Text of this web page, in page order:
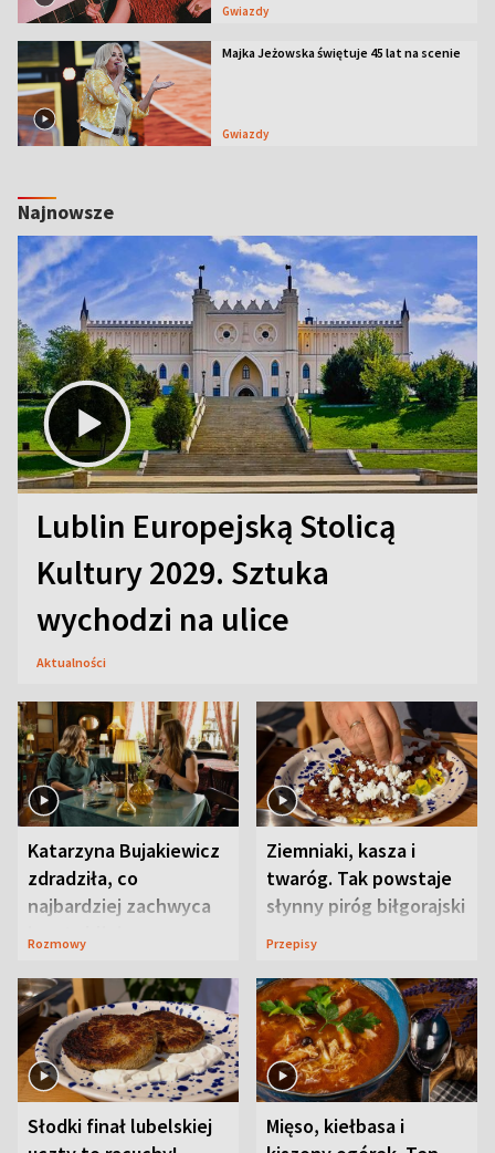
Gwiazdy
Majka Jeżowska świętuje 45 lat na scenie
Gwiazdy
Najnowsze
Lublin Europejską Stolicą
Kultury 2029. Sztuka
wychodzi na ulice
Aktualności
Katarzyna Bujakiewicz
zdradziła, co
najbardziej zachwyca
ją w Lublinie
Rozmowy
Ziemniaki, kasza i
twaróg. Tak powstaje
słynny piróg biłgorajski
Przepisy
Słodki finał lubelskiej
Mięso, kiełbasa i